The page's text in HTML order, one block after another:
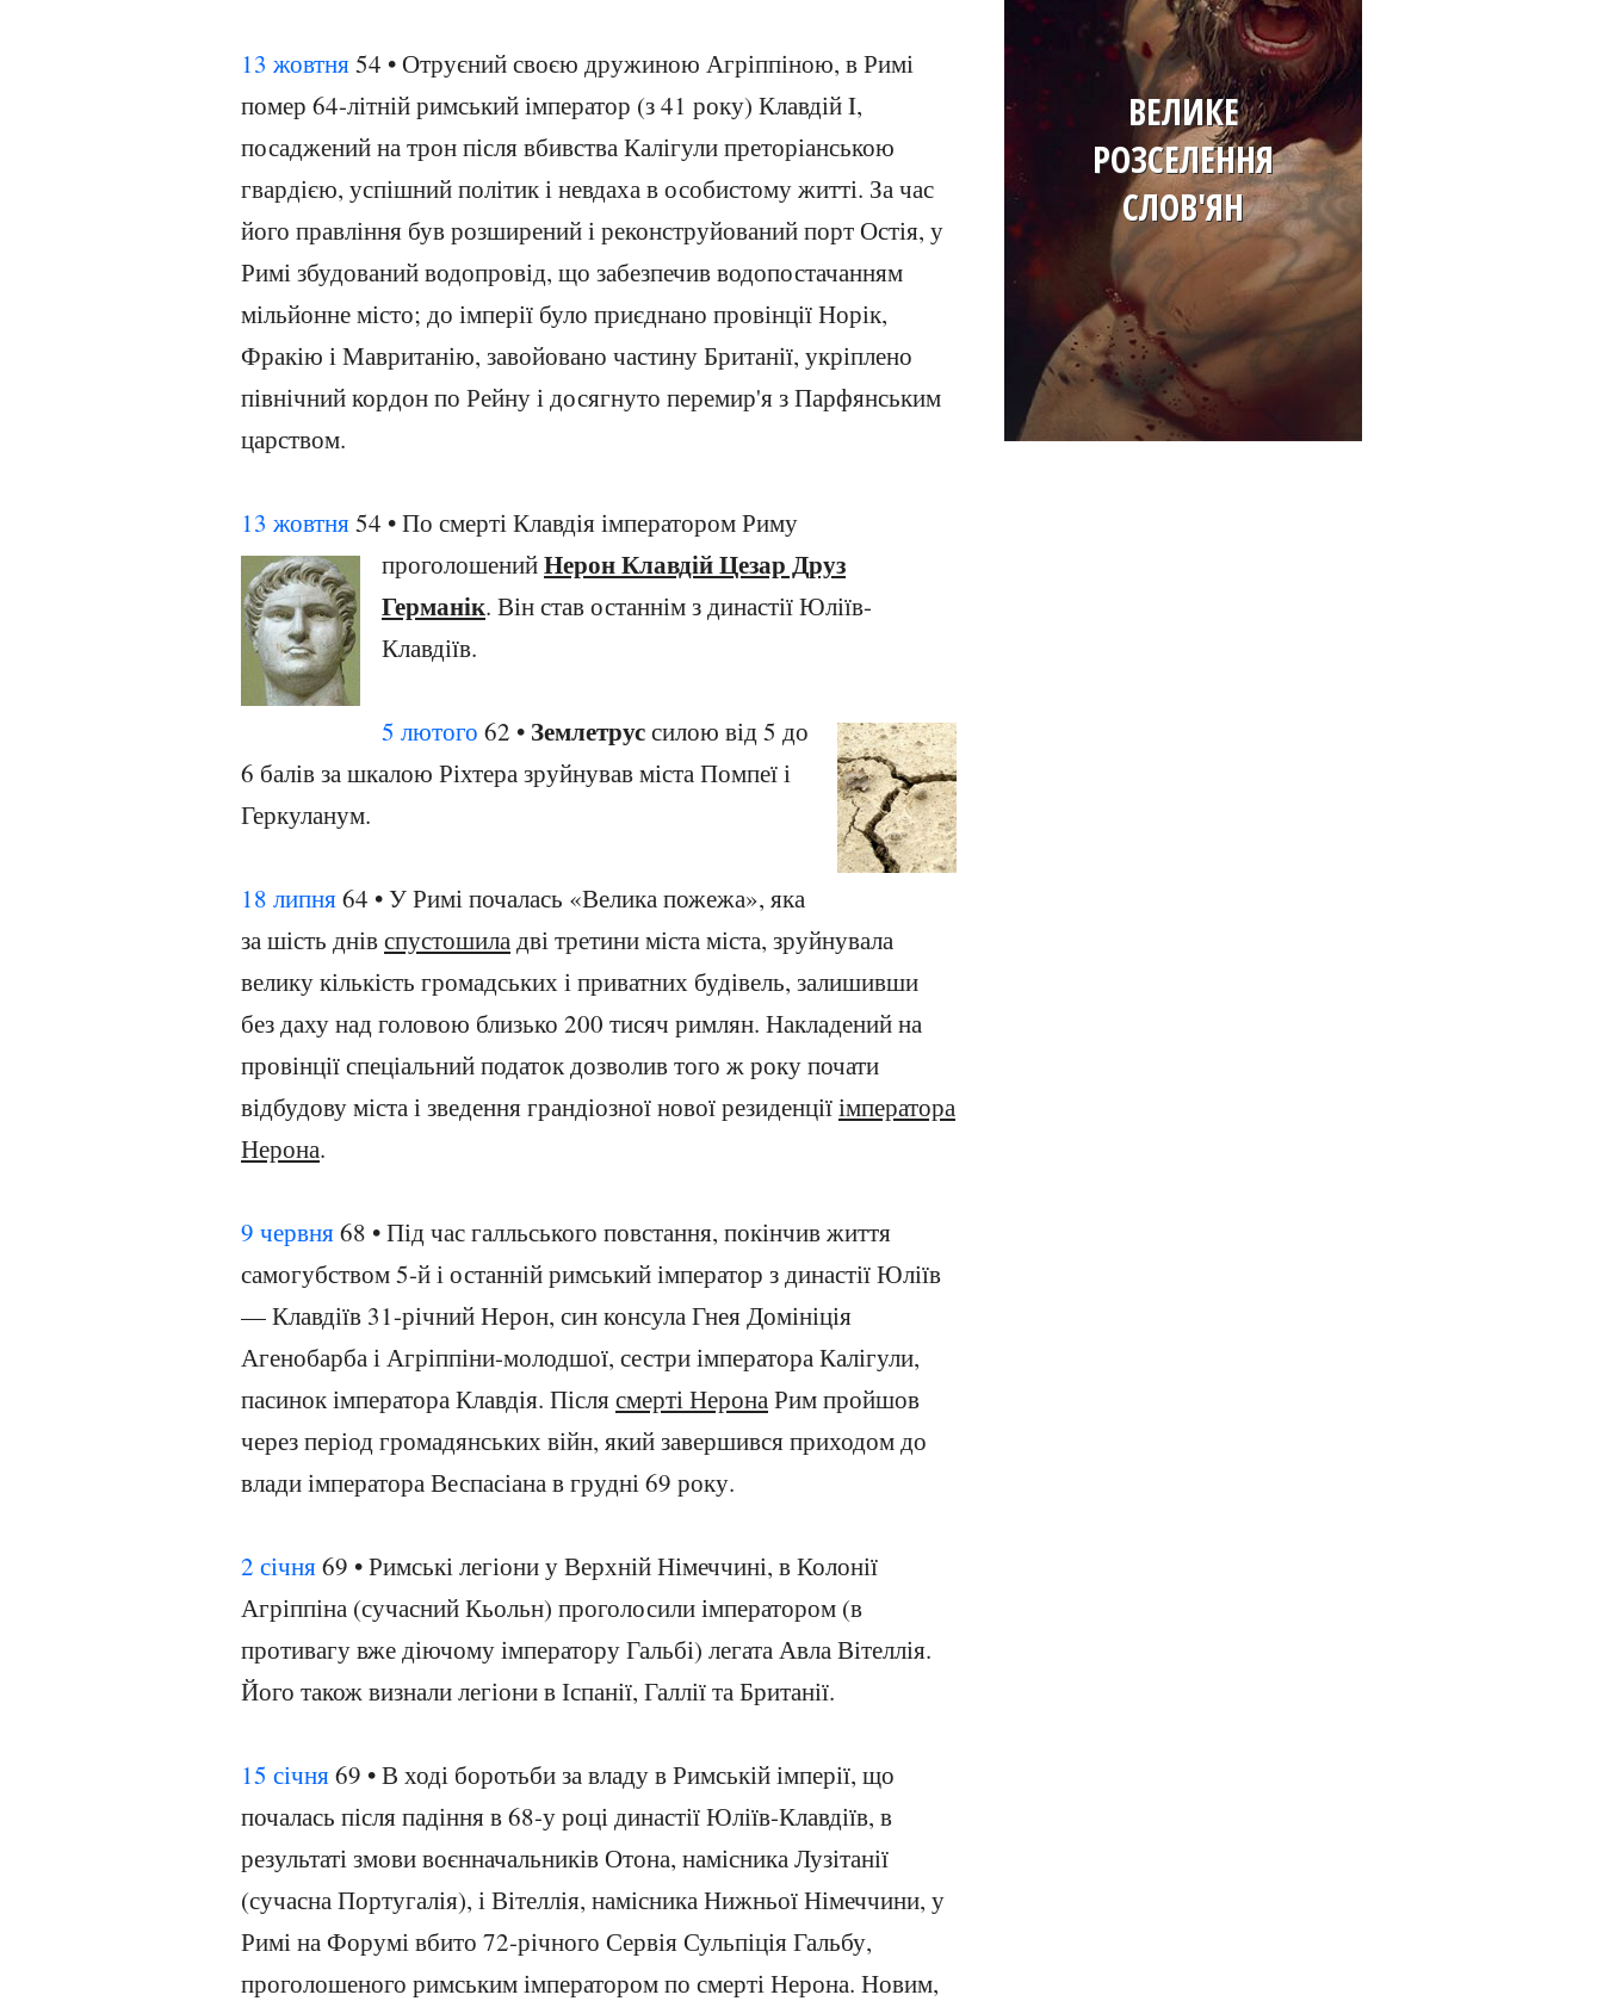
13 жовтня54 • Отруєний своєю дружиною Агріппіною, в Римі
помер 64-літній римський імператор (з 41 року) Клавдій I,
посаджений на трон після вбивства Калігули преторіанською
гвардією, успішний політик і невдаха в особистому житті. За час
його правління був розширений і реконструйований порт Остія, у
Римі збудований водопровід, що забезпечив водопостачанням
мільйонне місто; до імперії було приєднано провінції Норік,
Фракію і Мавританію, завойовано частину Британії, укріплено
північний кордон по Рейну і досягнуто перемир'я з Парфянським
царством.
13 жовтня54 • По смерті Клавдія імператором Риму
проголошенийНерон Клавдій Цезар Друз
Германік. Він став останнім з династії Юліїв-
Клавдіїв.
5 лютого 62 • Землетруссилою від 5 до
6 балів за шкалою Ріхтера зруйнував міста Помпеї і
Геркуланум.
18 липня64 • У Римі почалась «Велика пожежа», яка
за шість днівспустошиладві третини міста міста, зруйнувала
велику кількість громадських і приватних будівель, залишивши
без даху над головою близько 200 тисяч римлян. Накладений на
провінції спеціальний податок дозволив того ж року почати
відбудову міста і зведення грандіозної нової резиденціїімператора
Нерона.
9 червня68 • Під час галльського повстання, покінчив життя
самогубством 5-й і останній римський імператор з династії Юліїв
— Клавдіїв 31-річний Нерон, син консула Гнея Домініція
Агенобарба і Агріппіни-молодшої, сестри імператора Калігули,
пасинок імператора Клавдія. Післясмерті НеронаРим пройшов
через період громадянських війн, який завершився приходом до
влади імператора Веспасіана в грудні 69 року.
2 січня69 • Римські легіони у Верхній Німеччині, в Колонії
Агріппіна (сучасний Кьольн) проголосили імператором (в
противагу вже діючому імператору Гальбі) легата Авла Вітеллія.
Його також визнали легіони в Іспанії, Галлії та Британії.
15 січня69 • В ході боротьби за владу в Римській імперії, що
почалась після падіння в 68-у році династії Юліїв-Клавдіїв, в
результаті змови воєнначальників Отона, намісника Лузітанії
(сучасна Португалія), і Вітеллія, намісника Нижньої Німеччини, у
Римі на Форумі вбито 72-річного Сервія Сульпіція Гальбу,
проголошеного римським імператором по смерті Нерона. Новим,
ВЕЛИКЕ
РОЗСЕЛЕННЯ
СЛОВ'ЯН